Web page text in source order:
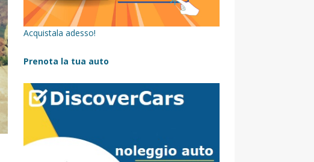
Acquistala adesso!
Prenota la tua auto